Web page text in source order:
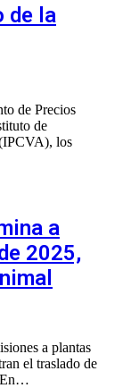
de la
de Precios
de
los
a
2025,
a plantas
el traslado de
En…